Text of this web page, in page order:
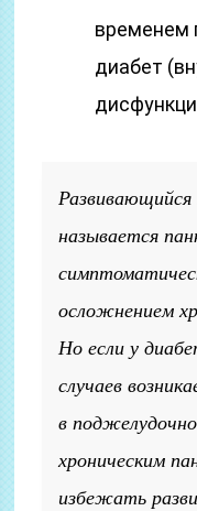
временем
диабет
называется
осложнением
Но если у
случаев
в
хроническим
избежать